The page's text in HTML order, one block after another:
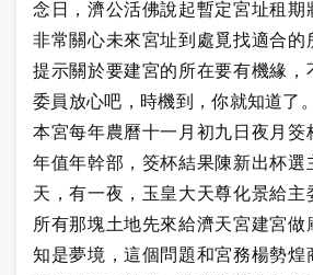
念日，濟公活佛說起暫定宮址租期
非常關心未來宮址到處覓找適合的
提示關於要建宮的所在要有機緣，
委員放心吧，時機到，你就知道了。
本宮每年農曆十一月初九日夜月筊
年值年幹部，筊杯結果陳新出杯選
天，有一夜，玉皇大天尊化景給主
所有那塊土地先來給濟天宮建宮做
知是夢境，這個問題和宮務楊勢煌